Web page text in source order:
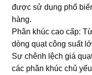
được sử dụng phổ
hàng.
Phân khúc cao cấp:
dòng quạt công suất
Sự chênh lệch giá
các phân khúc chủ